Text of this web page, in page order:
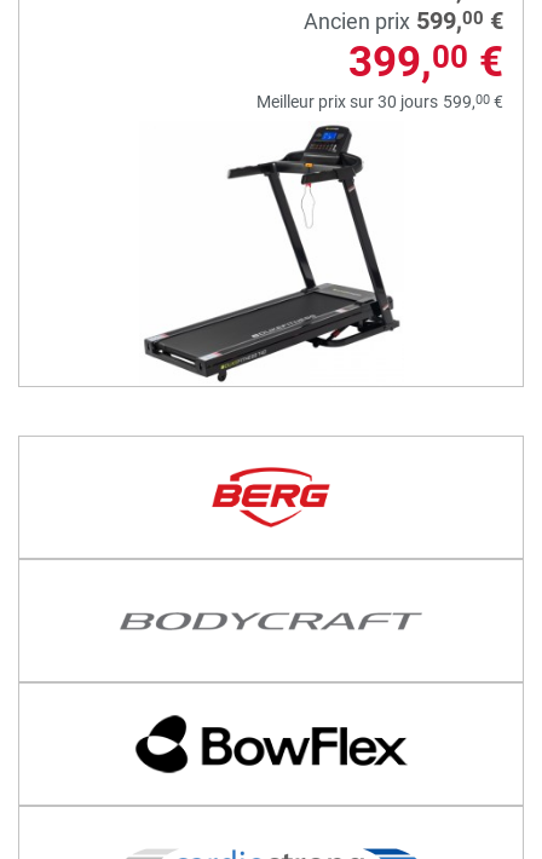
Ancien prix 599,00 €
399,00 €
Meilleur prix sur 30 jours 599,00 €